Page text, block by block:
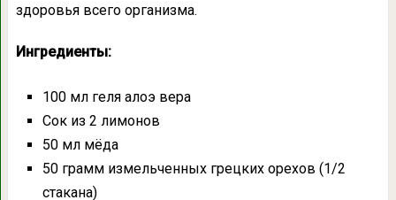
здоровья всего организма.
Ингредиенты:
100 мл геля алоэ вера
Сок из 2 лимонов
50 мл мёда
50 грамм измельченных грецких орехов (1/2
стакана)